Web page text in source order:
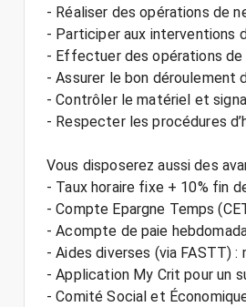
- Réaliser des opérations de
- Participer aux interventions
- Effectuer des opérations de
- Assurer le bon déroulement
- Contrôler le matériel et
- Respecter les procédures
Vous disposerez aussi des
- Taux horaire fixe + 10% fin
- Compte Epargne Temps
- Acompte de paie
- Aides diverses (via FASTT)
- Application My Crit pour un
- Comité Social et